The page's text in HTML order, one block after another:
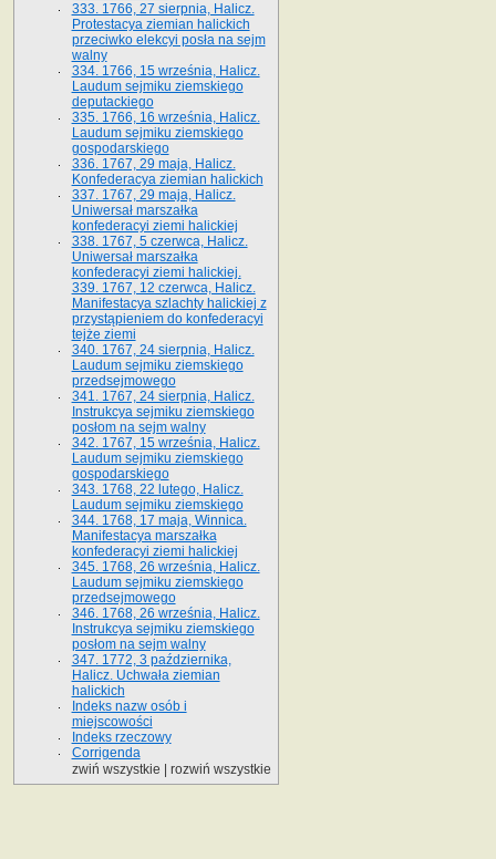
333. 1766, 27 sierpnia, Halicz.
Protestacya ziemian halickich
przeciwko elekcyi posła na sejm
walny
334. 1766, 15 września, Halicz.
Laudum sejmiku ziemskiego
deputackiego
335. 1766, 16 września, Halicz.
Laudum sejmiku ziemskiego
gospodarskiego
336. 1767, 29 maja, Halicz.
Konfederacya ziemian halickich
337. 1767, 29 maja, Halicz.
Uniwersał marszałka
konfederacyi ziemi halickiej
338. 1767, 5 czerwca, Halicz.
Uniwersał marszałka
konfederacyi ziemi halickiej.
339. 1767, 12 czerwca, Halicz.
Manifestacya szlachty halickiej z
przystąpieniem do konfederacyi
tejże ziemi
340. 1767, 24 sierpnia, Halicz.
Laudum sejmiku ziemskiego
przedsejmowego
341. 1767, 24 sierpnia, Halicz.
Instrukcya sejmiku ziemskiego
posłom na sejm walny
342. 1767, 15 września, Halicz.
Laudum sejmiku ziemskiego
gospodarskiego
343. 1768, 22 lutego, Halicz.
Laudum sejmiku ziemskiego
344. 1768, 17 maja, Winnica.
Manifestacya marszałka
konfederacyi ziemi halickiej
345. 1768, 26 września, Halicz.
Laudum sejmiku ziemskiego
przedsejmowego
346. 1768, 26 września, Halicz.
Instrukcya sejmiku ziemskiego
posłom na sejm walny
347. 1772, 3 października,
Halicz. Uchwała ziemian
halickich
Indeks nazw osób i
miejscowości
Indeks rzeczowy
Corrigenda
zwiń wszystkie
rozwiń wszystkie